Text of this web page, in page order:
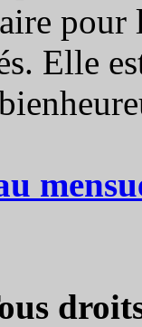
Elle